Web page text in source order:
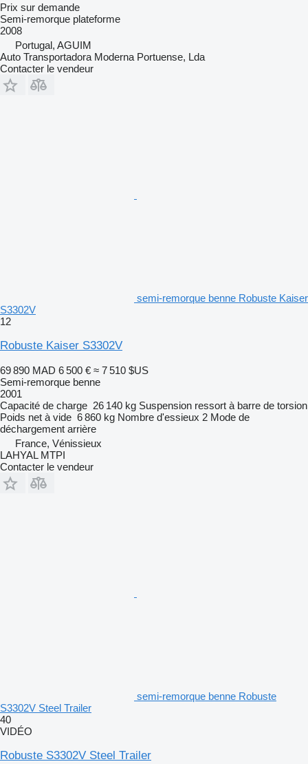
Prix sur demande
Semi-remorque plateforme
2008
Portugal, AGUIM
Auto Transportadora Moderna Portuense, Lda
Contacter le vendeur
semi-remorque benne Robuste Kaiser
S3302V
12
Robuste Kaiser S3302V
69 890 MAD 6 500 € ≈ 7 510 $US
Semi-remorque benne
2001
Capacité de charge 26 140 kg Suspension ressort à barre de torsion
Poids net à vide 6 860 kg Nombre d'essieux 2 Mode de
déchargement arrière
France, Vénissieux
LAHYAL MTPI
Contacter le vendeur
semi-remorque benne Robuste
S3302V Steel Trailer
40
VIDÉO
Robuste S3302V Steel Trailer